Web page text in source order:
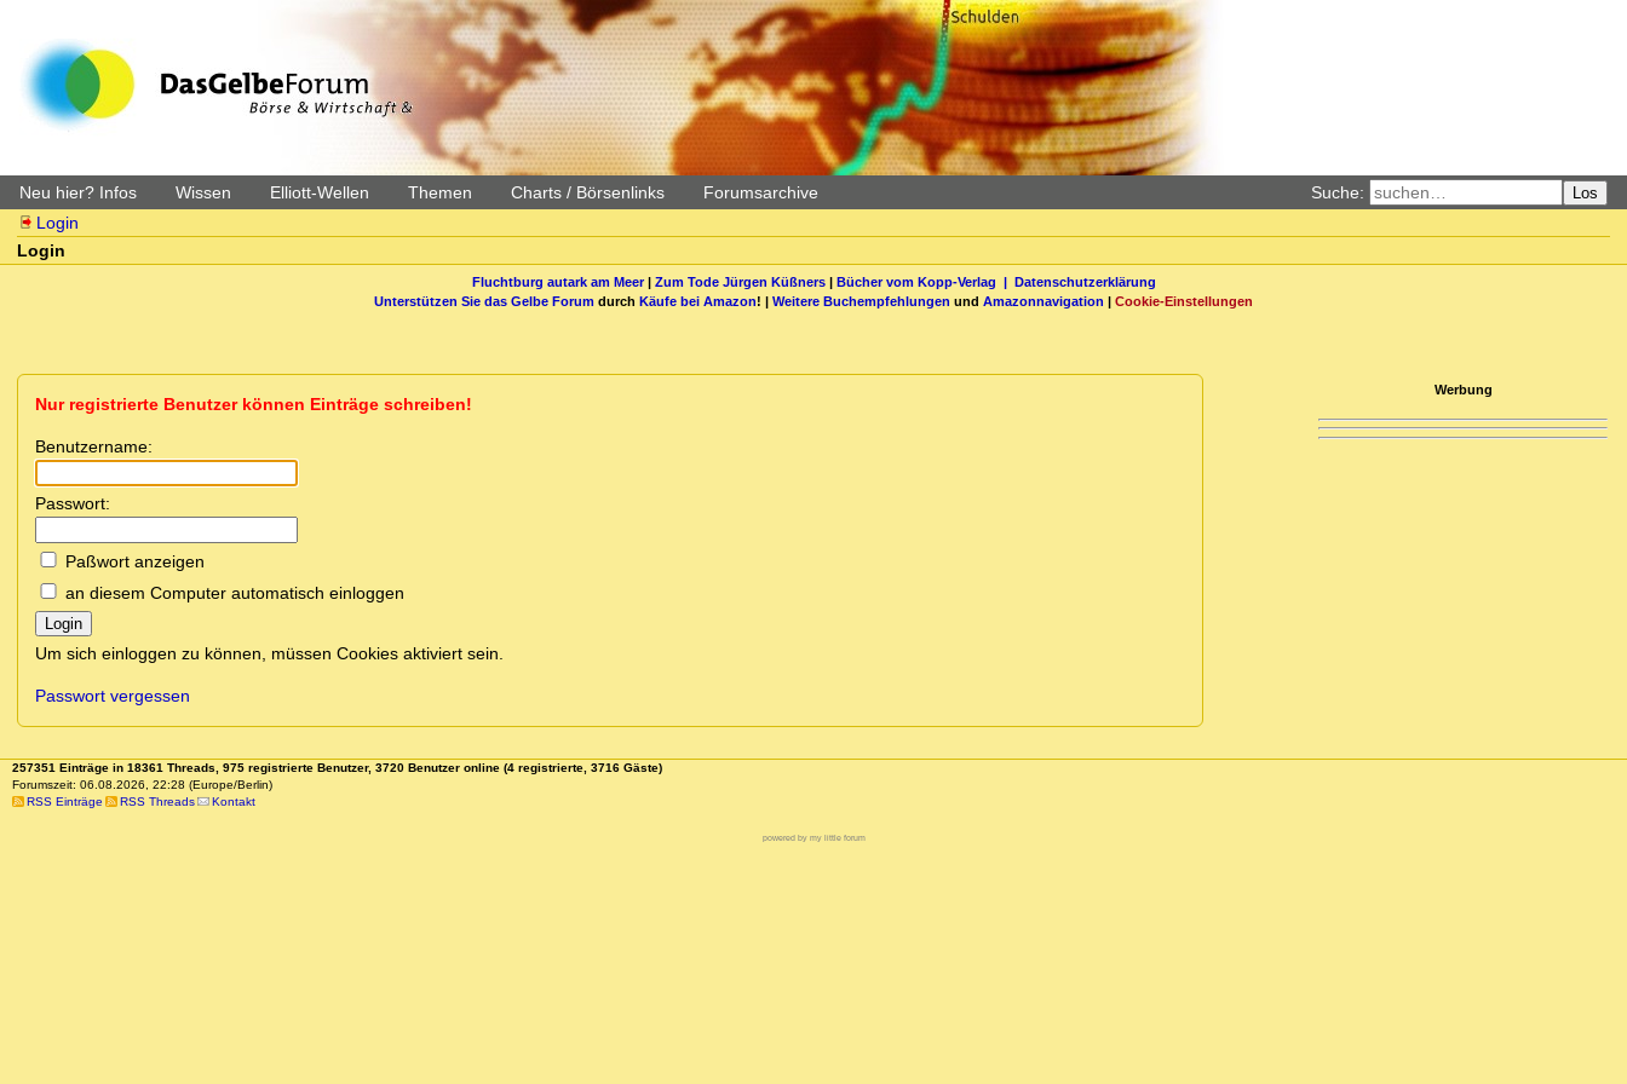
Neu hier? Infos Wissen Elliott-Wellen Themen Charts / Börsenlinks Forumsarchive Suche: Los
Login
Login
Fluchtburg autark am Meer| Zum Tode Jürgen Küßners| Bücher vom Kopp-Verlag | Datenschutzerklärung
Unterstützen Sie das Gelbe Forum durch Käufe bei Amazon! | Weitere Buchempfehlungen und Amazonnavigation | Cookie-Einstellungen
Nur registrierte Benutzer können Einträge schreiben!
Benutzername:
Passwort:
Paßwort anzeigen
an diesem Computer automatisch einloggen
Login
Um sich einloggen zu können, müssen Cookies aktiviert sein.
Passwort vergessen
Werbung
257351 Einträge in 18361 Threads, 975 registrierte Benutzer, 3720 Benutzer online (4 registrierte, 3716 Gäste)
Forumszeit: 06.08.2026, 22:28 (Europe/Berlin)
RSS Einträge
RSS Threads Kontakt
powered by my little forum